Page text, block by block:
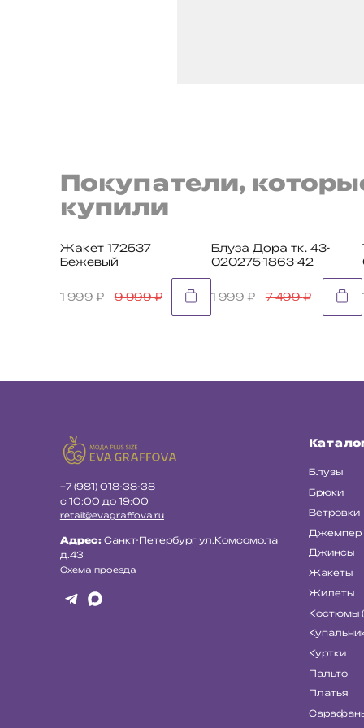
Покупатели,
купили
Жакет 172537
Бежевый
1 999 ₽ 9 999₽
Блуза Дора тк. 43-
020275-1863-42
1 999 ₽ 7 499₽
+7 (981) 018-38-38
с 10:00 до 19:00
retail@evagraffova.ru
Адрес:Санкт-Петербург ул.Комсомола
д.43
Схема проезда
Блузы
Брюки
Ветровки
Джемпер
Джинсы
Жакеты
Жилеты
Костюмы
Куртки
Пальто
Платья